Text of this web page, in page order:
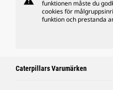
funktionen måste du
cookies för
funktion och prestanda
Caterpillars Varumärken